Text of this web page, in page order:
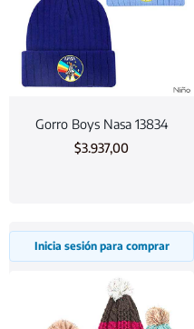
Gorro Boys Nasa 13834
$3.937,00
Inicia sesión para comprar